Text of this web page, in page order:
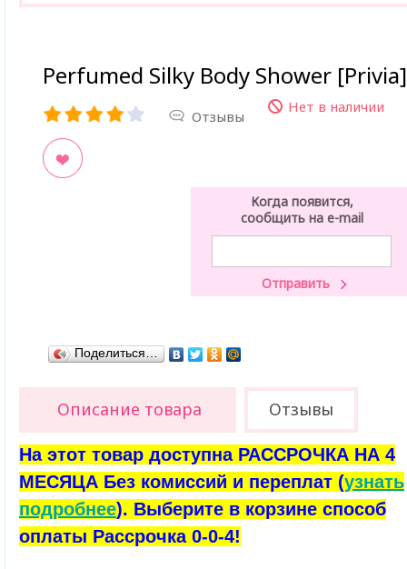
Perfumed Silky Body Shower [Privia]
Отзывы
Нет в наличии
Когда появится,
сообщить на e-mail
Поделиться…
Описание товара Отзывы
На этот товар доступна РАССРОЧКА НА 4
МЕСЯЦА Без комиссий и переплат (узнать
подробнее). Выберите в корзине способ
оплаты Рассрочка 0-0-4!